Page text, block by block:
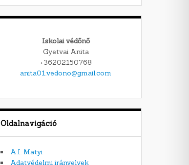
Iskolai védőnő
Gyetvai Anita
+36202150768
anita01.vedono@gmail.com
Oldalnavigáció
A.I. Matyi
Adatvédelmi irányelvek